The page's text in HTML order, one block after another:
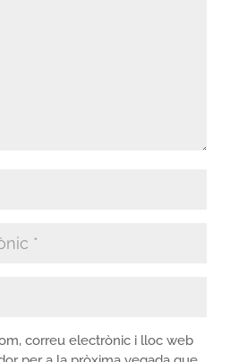
correu electrònic i lloc web